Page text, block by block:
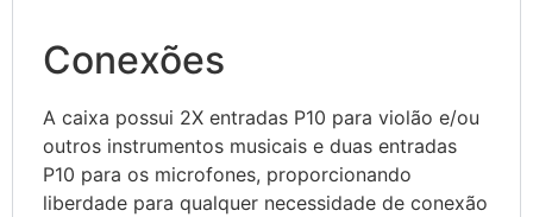
Conexões
A caixa possui 2X entradas P10 para violão e/ou
outros instrumentos musicais e duas entradas
P10 para os microfones, proporcionando
liberdade para qualquer necessidade de conexão